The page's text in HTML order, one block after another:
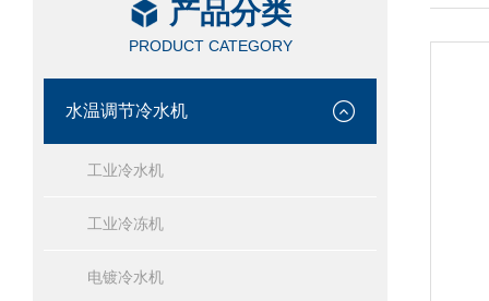
产品分类
PRODUCT CATEGORY
水温调节冷水机
工业冷水机
工业冷冻机
电镀冷水机
/